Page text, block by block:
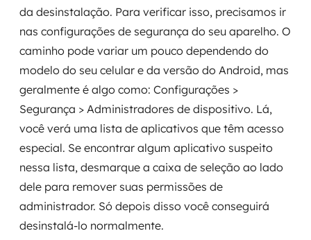
da desinstalação. Para verificar isso, precisamos ir
nas configurações de segurança do seu aparelho. O
caminho pode variar um pouco dependendo do
modelo do seu celular e da versão do Android, mas
geralmente é algo como: Configurações >
Segurança > Administradores de dispositivo. Lá,
você verá uma lista de aplicativos que têm acesso
especial. Se encontrar algum aplicativo suspeito
nessa lista, desmarque a caixa de seleção ao lado
dele para remover suas permissões de
administrador. Só depois disso você conseguirá
desinstalá-lo normalmente.